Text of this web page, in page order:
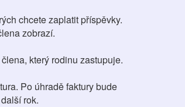
chcete zaplatit příspěvky.
zobrazí.
který rodinu zastupuje.
Po úhradě faktury bude
rok.